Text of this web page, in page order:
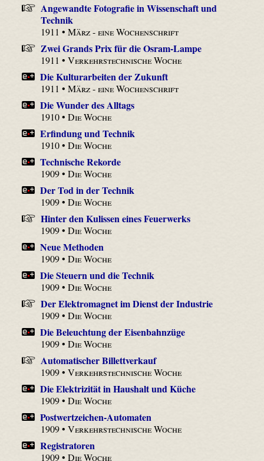
Angewandte Fotografie in Wissenschaft und
Technik
1911 •März - eine Wochenschrift
Zwei Grands Prix für die Osram-Lampe
1911 •Verkehrstechnische Woche
Die Kulturarbeiten der Zukunft
1911 •März - eine Wochenschrift
Die Wunder des Alltags
1910 •Die Woche
Erfindung und Technik
1910 •Die Woche
Technische Rekorde
1909 •Die Woche
Der Tod in der Technik
1909 •Die Woche
Hinter den Kulissen eines Feuerwerks
1909 •Die Woche
Neue Methoden
1909 •Die Woche
Die Steuern und die Technik
1909 •Die Woche
Der Elektromagnet im Dienst der Industrie
1909 •Die Woche
Die Beleuchtung der Eisenbahnzüge
1909 •Die Woche
Automatischer Billettverkauf
1909 •Verkehrstechnische Woche
Die Elektrizität in Haushalt und Küche
1909 •Die Woche
Postwertzeichen-Automaten
1909 •Verkehrstechnische Woche
Registratoren
1909 •Die Woche